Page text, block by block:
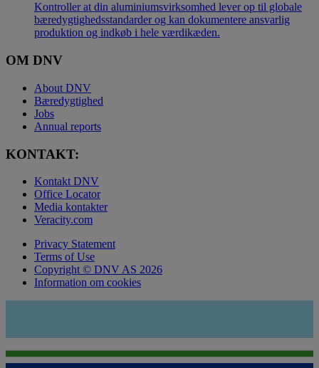
Kontroller at din aluminiumsvirksomhed lever op til globale
bæredygtighedsstandarder og kan dokumentere ansvarlig
produktion og indkøb i hele værdikæden.
OM DNV
About DNV
Bæredygtighed
Jobs
Annual reports
KONTAKT:
Kontakt DNV
Office Locator
Media kontakter
Veracity.com
Privacy Statement
Terms of Use
Copyright © DNV AS 2026
Information om cookies